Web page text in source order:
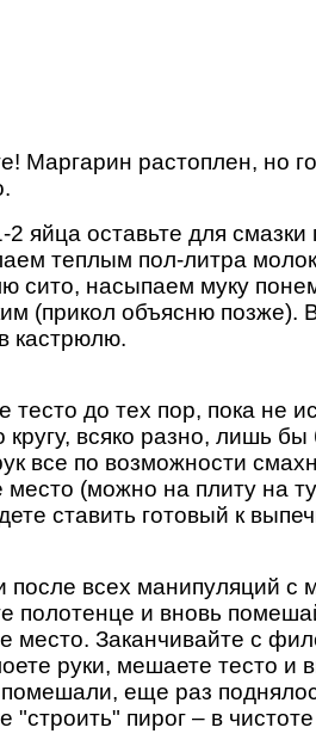
Маргарин растоплен, но
оставьте для смазки
теплым пол-литра
сито, насыпаем муку
(прикол объясню
кастрюлю.
до тех пор, пока не
всяко разно, лишь
все по возможности
(можно на плиту на
ставить готовый к
всех манипуляций с
полотенце и вновь
место. Заканчивайте с
руки, мешаете тесто и
еще раз
пирог – в